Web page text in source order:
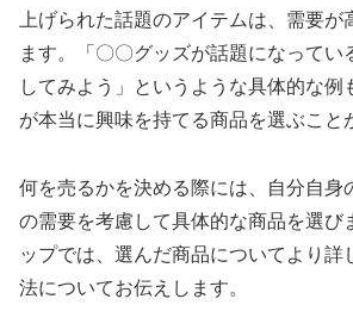
上げられた話題のアイテムは、需要が
ます。「〇〇グッズが話題になってい
してみよう」というような具体的な例
が本当に興味を持てる商品を選ぶこと
何を売るかを決める際には、自分自身
の需要を考慮して具体的な商品を選び
ップでは、選んだ商品についてより詳
法についてお伝えします。